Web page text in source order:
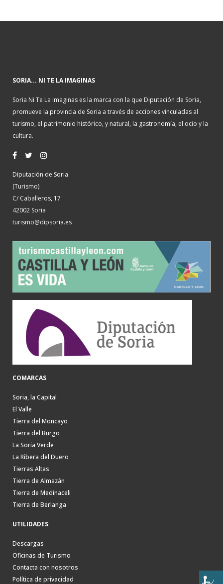
SORIA... NI TE LA IMAGINAS
Soria Ni Te La Imaginas es la marca con la que Diputación de Soria,
promueve la provincia de Soria a través de acciones vinculadas al
turismo, el patrimonio histórico, y natural, la gastronomía, el ocio y la
cultura.
Diputación de Soria
(Turismo)
C/ Caballeros, 17
42002 Soria
turismo@dipsoria.es
COMARCAS
Soria, la Capital
El Valle
Tierra del Moncayo
Tierra del Burgo
La Soria Verde
La Ribera del Duero
Tierras Altas
Tierra de Almazán
Tierra de Medinaceli
Tierra de Berlanga
UTILIDADES
Descargas
Oficinas de Turismo
Contacta con nosotros
Política de privacidad